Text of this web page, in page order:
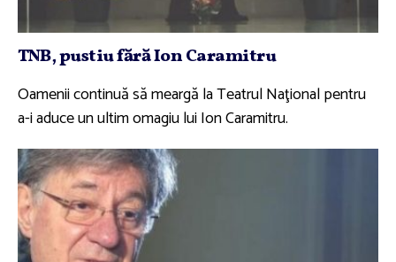
TNB, pustiu fără Ion Caramitru
Oamenii continuă să meargă la Teatrul Naţional pentru
a-i aduce un ultim omagiu lui Ion Caramitru.